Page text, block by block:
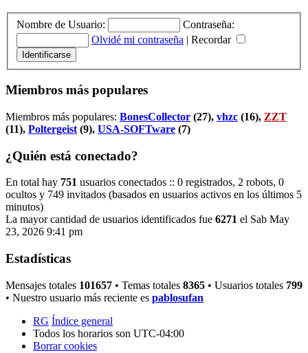
Nombre de Usuario:
Contraseña:
Olvidé mi contraseña | Recordar
Miembros más populares
Miembros más populares: BonesCollector (27), vhzc (16), ZZT
(11), Poltergeist (9), USA-SOFTware (7)
¿Quién está conectado?
En total hay 751 usuarios conectados :: 0 registrados, 2 robots, 0
ocultos y 749 invitados (basados en usuarios activos en los últimos 5
minutos)
La mayor cantidad de usuarios identificados fue 6271 el Sab May
23, 2026 9:41 pm
Estadísticas
Mensajes totales 101657 • Temas totales 8365 • Usuarios totales 799
• Nuestro usuario más reciente es pablosufan
RG Índice general
Todos los horarios son UTC-04:00
Borrar cookies